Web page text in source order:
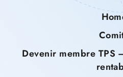
Devenir membre TPS